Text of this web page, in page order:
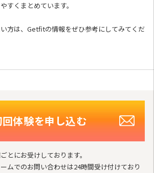
すくまとめています。
方は、Getfitの情報をぜひ参考にしてみてくだ
体験を申し込む
とにお受けしております。
ムでのお問い合わせは24時間受け付けており